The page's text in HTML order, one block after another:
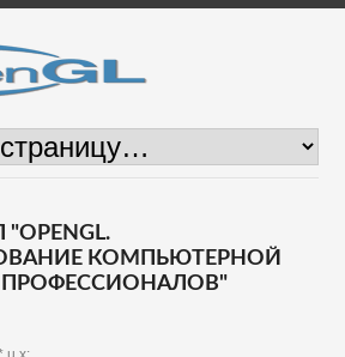
КОМПЬЮТЕРНОЙ
ПРОФЕССИОНАЛОВ"